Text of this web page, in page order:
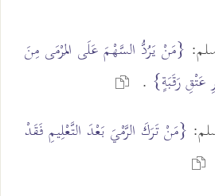
{مَنْ يَرُدُّ السَّهْمَ عَلَى المَرْمَى مِنَ
عَتْقِ رَقَبَةٍ} .
{مَنْ تَرَكَ الرَّمْيَ بَعْدَ التَّعْلِيمِ فَقَدْ